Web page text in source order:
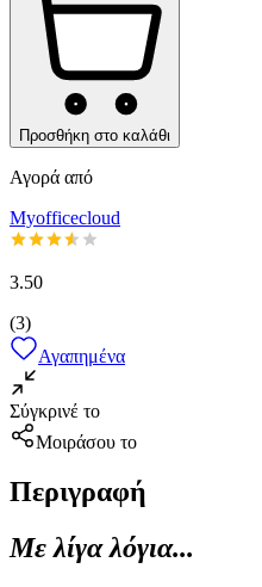
Προσθήκη στο καλάθι
Αγορά από
Myofficecloud
3.50
(3)
Αγαπημένα
Σύγκρινέ το
Μοιράσου το
Περιγραφή
Με λίγα λόγια...